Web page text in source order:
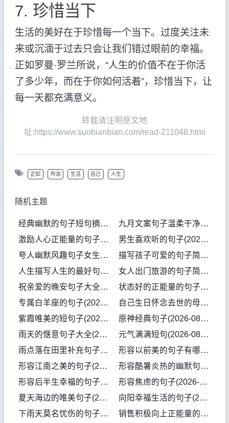
7. 珍惜当下
生活的美好在于珍惜每一个当下。过度关注未
来或沉湎于过去只会让我们错过眼前的幸福。
正如罗曼·罗兰所说，“人生的价值不在于你活
了多少年，而在于你如何活着”，珍惜当下，让
每一天都充满意义。
转载请注明原文地
址:https://www.suobianbian.com/read-211048.html
正如 所说 生活 自己 人生
随机主题
经典幽默的句子短句摘抄大全(2026-08-09句子)
九月文案句子温柔干净工作使用(2026-08-09句子)
激励人心正能量的句子诗句有哪些(2026-08-09句子)
男生喜欢听的句子(2026-08-07句子)
夸人幽默风趣句子女生短句英语版(2026-08-07句子)
描写孩子可爱的句子简短一点(2026-08-07句子)
人生描写人生的最好句子简短英语(2026-08-07句子)
女人出门旅游的句子简短幽默(2026-08-07句子)
祝亲爱的晚安句子大全(2026-08-06句子)
状态好的正能量的句子(2026-08-06句子)
专属白羊座的句子(2026-08-06句子)
自己生日怀念去世的母亲的句子(2026-08-06句子)
紫霞唯美的短句子(2026-08-06句子)
原神经典句子(2026-08-04句子)
雨天的惬意句子大全(2026-08-04句子)
元气满满短句(2026-08-04句子)
雨点落在田里补充句子(2026-08-04句子)
形容以前美的句子有哪些(2026-08-03句子)
形容江南之美的句子(2026-08-02句子)
形容酷暑炎热的幽默句子(2026-08-02句子)
形容后半生幸福的句子(2026-08-02句子)
形容焦虑的句子(2026-08-02句子)
夏天海边的唯美句子(2026-08-01句子)
向阳幸福生活的句子(2026-08-01句子)
下雨天莫名忧伤的句子(2026-08-01句子)
销售积极向上正能量的句子(2026-08-01句子)